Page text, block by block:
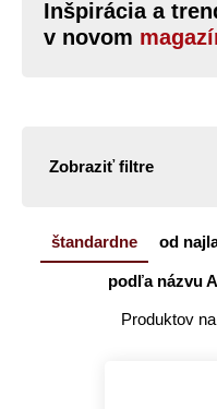
Inšpirácia a
v novom
Zobraziť filtre
štandardne od
podľa názvu
Produktov